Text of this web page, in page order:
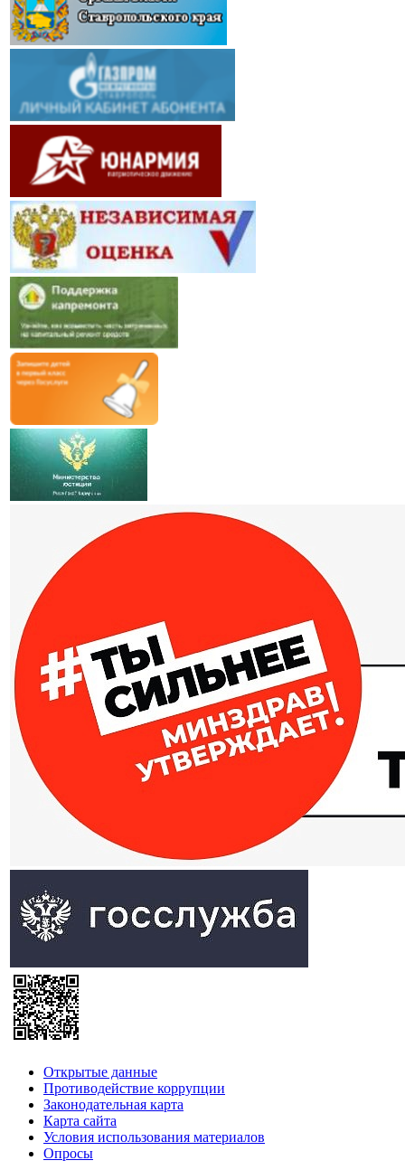
Открытые данные
Противодействие коррупции
Законодательная карта
Карта сайта
Условия использования материалов
Опросы